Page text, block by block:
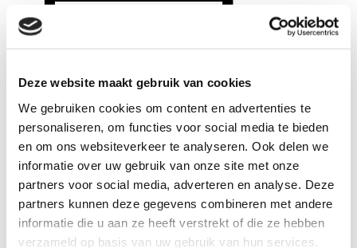
Deze website maakt gebruik van cookies
We gebruiken cookies om content en advertenties te
personaliseren, om functies voor social media te bieden
en om ons websiteverkeer te analyseren. Ook delen we
informatie over uw gebruik van onze site met onze
partners voor social media, adverteren en analyse. Deze
partners kunnen deze gegevens combineren met andere
informatie die u aan ze heeft verstrekt of die ze hebben
verzameld op basis van uw gebruik van hun services.
Toevoegen aan kalender